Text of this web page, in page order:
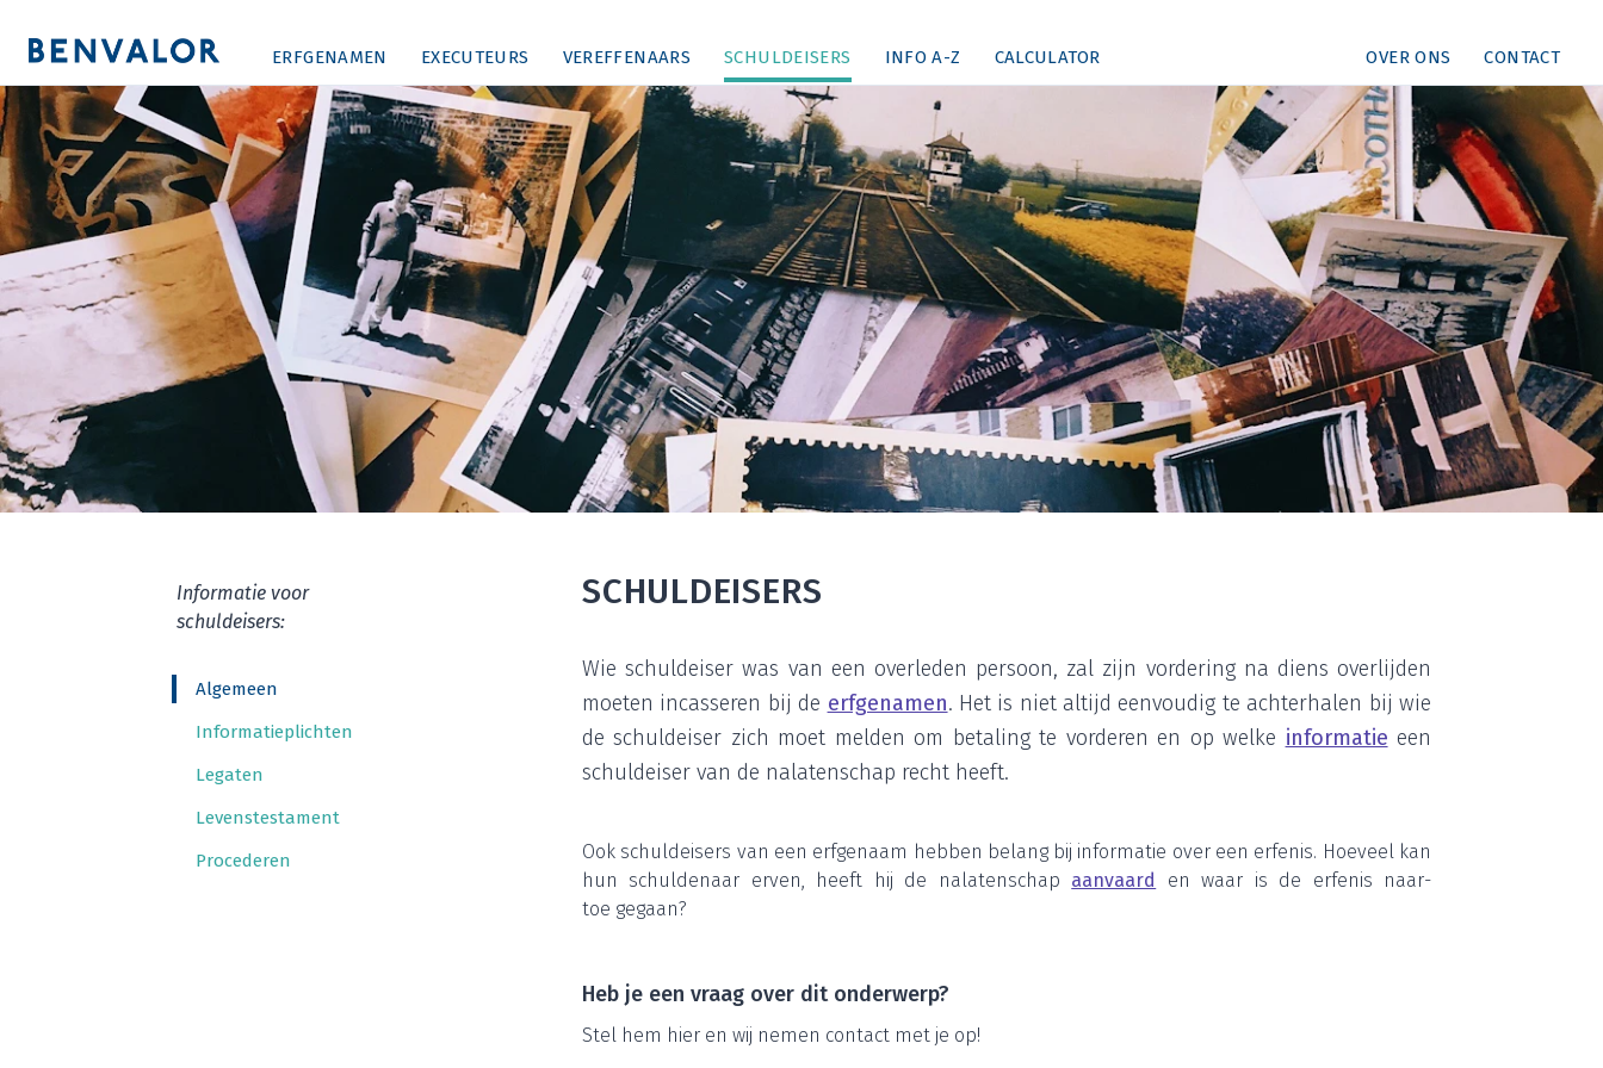
ERFGENAMEN EXECUTEURS VEREFFENAARS SCHULDEISERS INFO A-Z CALCULATOR OVER ONS CONTACT
Infor­ma­tie voor
schuldeisers:
Alge­meen
Infor­ma­tie­plich­ten
Lega­ten
Levens­tes­ta­ment
Pro­ce­de­ren
SCHULD­EI­SERS
Wie schuld­ei­ser was van een over­le­den per­soon, zal zijn vor­de­ring na diens over­lij­den
moe­ten incas­se­ren bij de erf­ge­na­men. Het is niet altijd een­vou­dig te ach­ter­ha­len bij wie
de schuld­ei­ser zich moet mel­den om beta­ling te vor­de­ren en op wel­ke infor­ma­tie een
schuld­ei­ser van de nala­ten­schap recht heeft.
Ook schuld­ei­sers van een erf­ge­naam heb­ben belang bij infor­ma­tie over een erfe­nis. Hoe­veel kan
hun schul­de­naar erven, heeft hij de nala­ten­schap aan­vaard
en waar is de erfe­nis naar­
toe gegaan?
Heb je een vraag over dit onderwerp?
Stel hem hier en wij nemen con­tact met je op!